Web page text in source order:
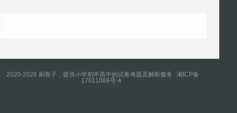
2020-2026 刷卷子，提供小学初中高中的试卷考题及解析服务
湘ICP备
17011089号-4